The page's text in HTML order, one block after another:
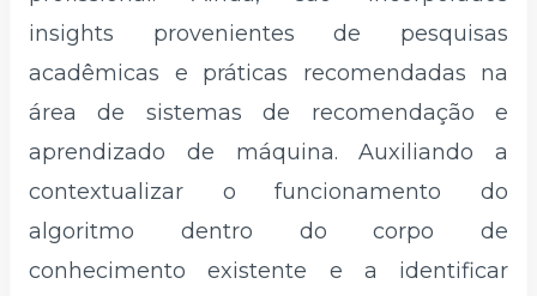
insights provenientes de pesquisas
acadêmicas e práticas recomendadas na
área de sistemas de recomendação e
aprendizado de máquina. Auxiliando a
contextualizar o funcionamento do
algoritmo dentro do corpo de
conhecimento existente e a identificar